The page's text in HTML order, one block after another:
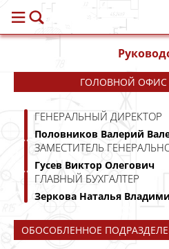
ГОЛОВНОЙ ОФИС
ГЕНЕРАЛЬНЫЙ ДИРЕКТОР
Половников Валерий
ЗАМЕСТИТЕЛЬ
Гусев Виктор Олегович
ГЛАВНЫЙ БУХГАЛТЕР
Зеркова Наталья
ОБОСОБЛЕННОЕ